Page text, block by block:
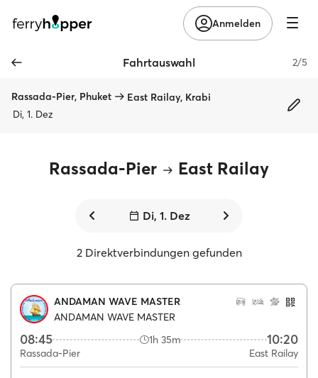
Anmelden
Fahrtauswahl 2/5
Rassada-Pier, Phuket
East Railay, Krabi
Di, 1. Dez
Rassada-Pier East Railay
Di, 1. Dez
2 Direktverbindungen gefunden
ANDAMAN WAVE MASTER
ANDAMAN WAVE MASTER
08:45 1h 35m 10:20
Rassada-Pier East Railay